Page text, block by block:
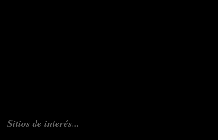
Sitios de interés...